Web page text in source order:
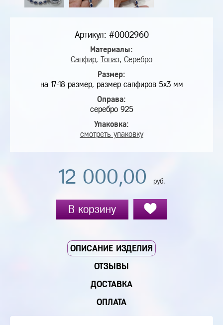
Артикул: #0002960
Материалы:
Сапфир, Топаз, Серебро
Размер:
на 17-18 размер, размер сапфиров 5х3 мм
Оправа:
серебро 925
Упаковка:
смотреть упаковку
12 000,00 руб.
В корзину
ОПИСАНИЕ ИЗДЕЛИЯ
ОТЗЫВЫ
ДОСТАВКА
ОПЛАТА